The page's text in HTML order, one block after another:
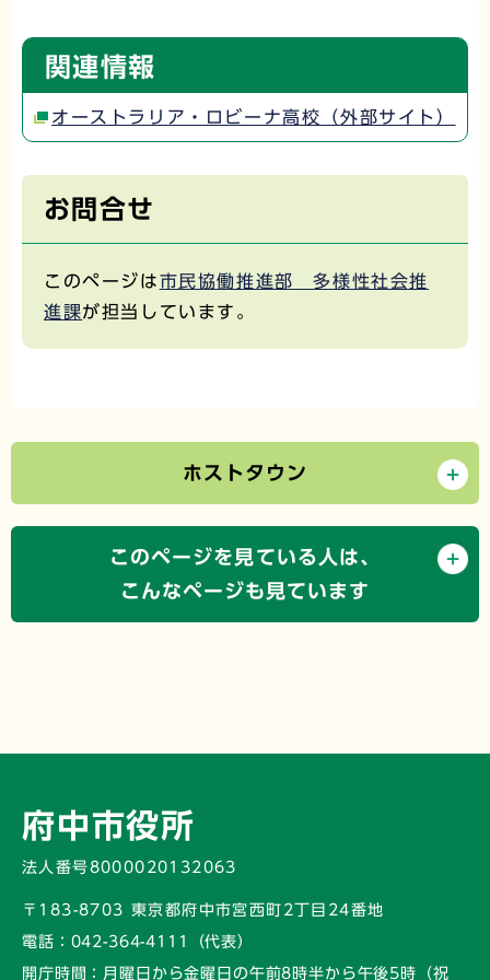
関連情報
オーストラリア・ロビーナ高校（外部サイト）
お問合せ
このページは市民協働推進部 多様性社会推
進課が担当しています。
ホストタウン
このページを見ている人は、
こんなページも見ています
府中市役所
法人番号8000020132063
〒183-8703 東京都府中市宮西町2丁目24番地
電話： 042-364-4111（代表）
開庁時間： 月曜日から金曜日の午前8時半から午後5時 （祝